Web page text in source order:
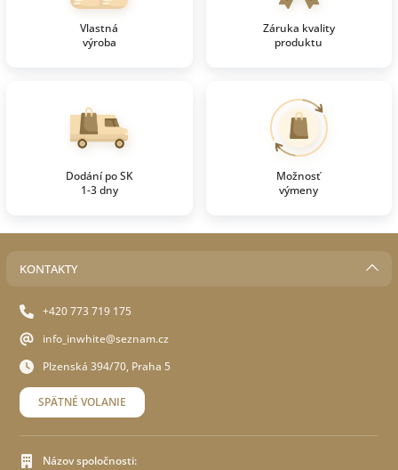
Vlastná
výroba
Záruka kvality
produktu
Dodání po SK
1-3 dny
Možnosť
výmeny
KONTAKTY
+420 773 719 175
info_inwhite@seznam.cz
Plzenská 394/70, Praha 5
SPÄTNÉ VOLANIE
Názov spoločnosti: